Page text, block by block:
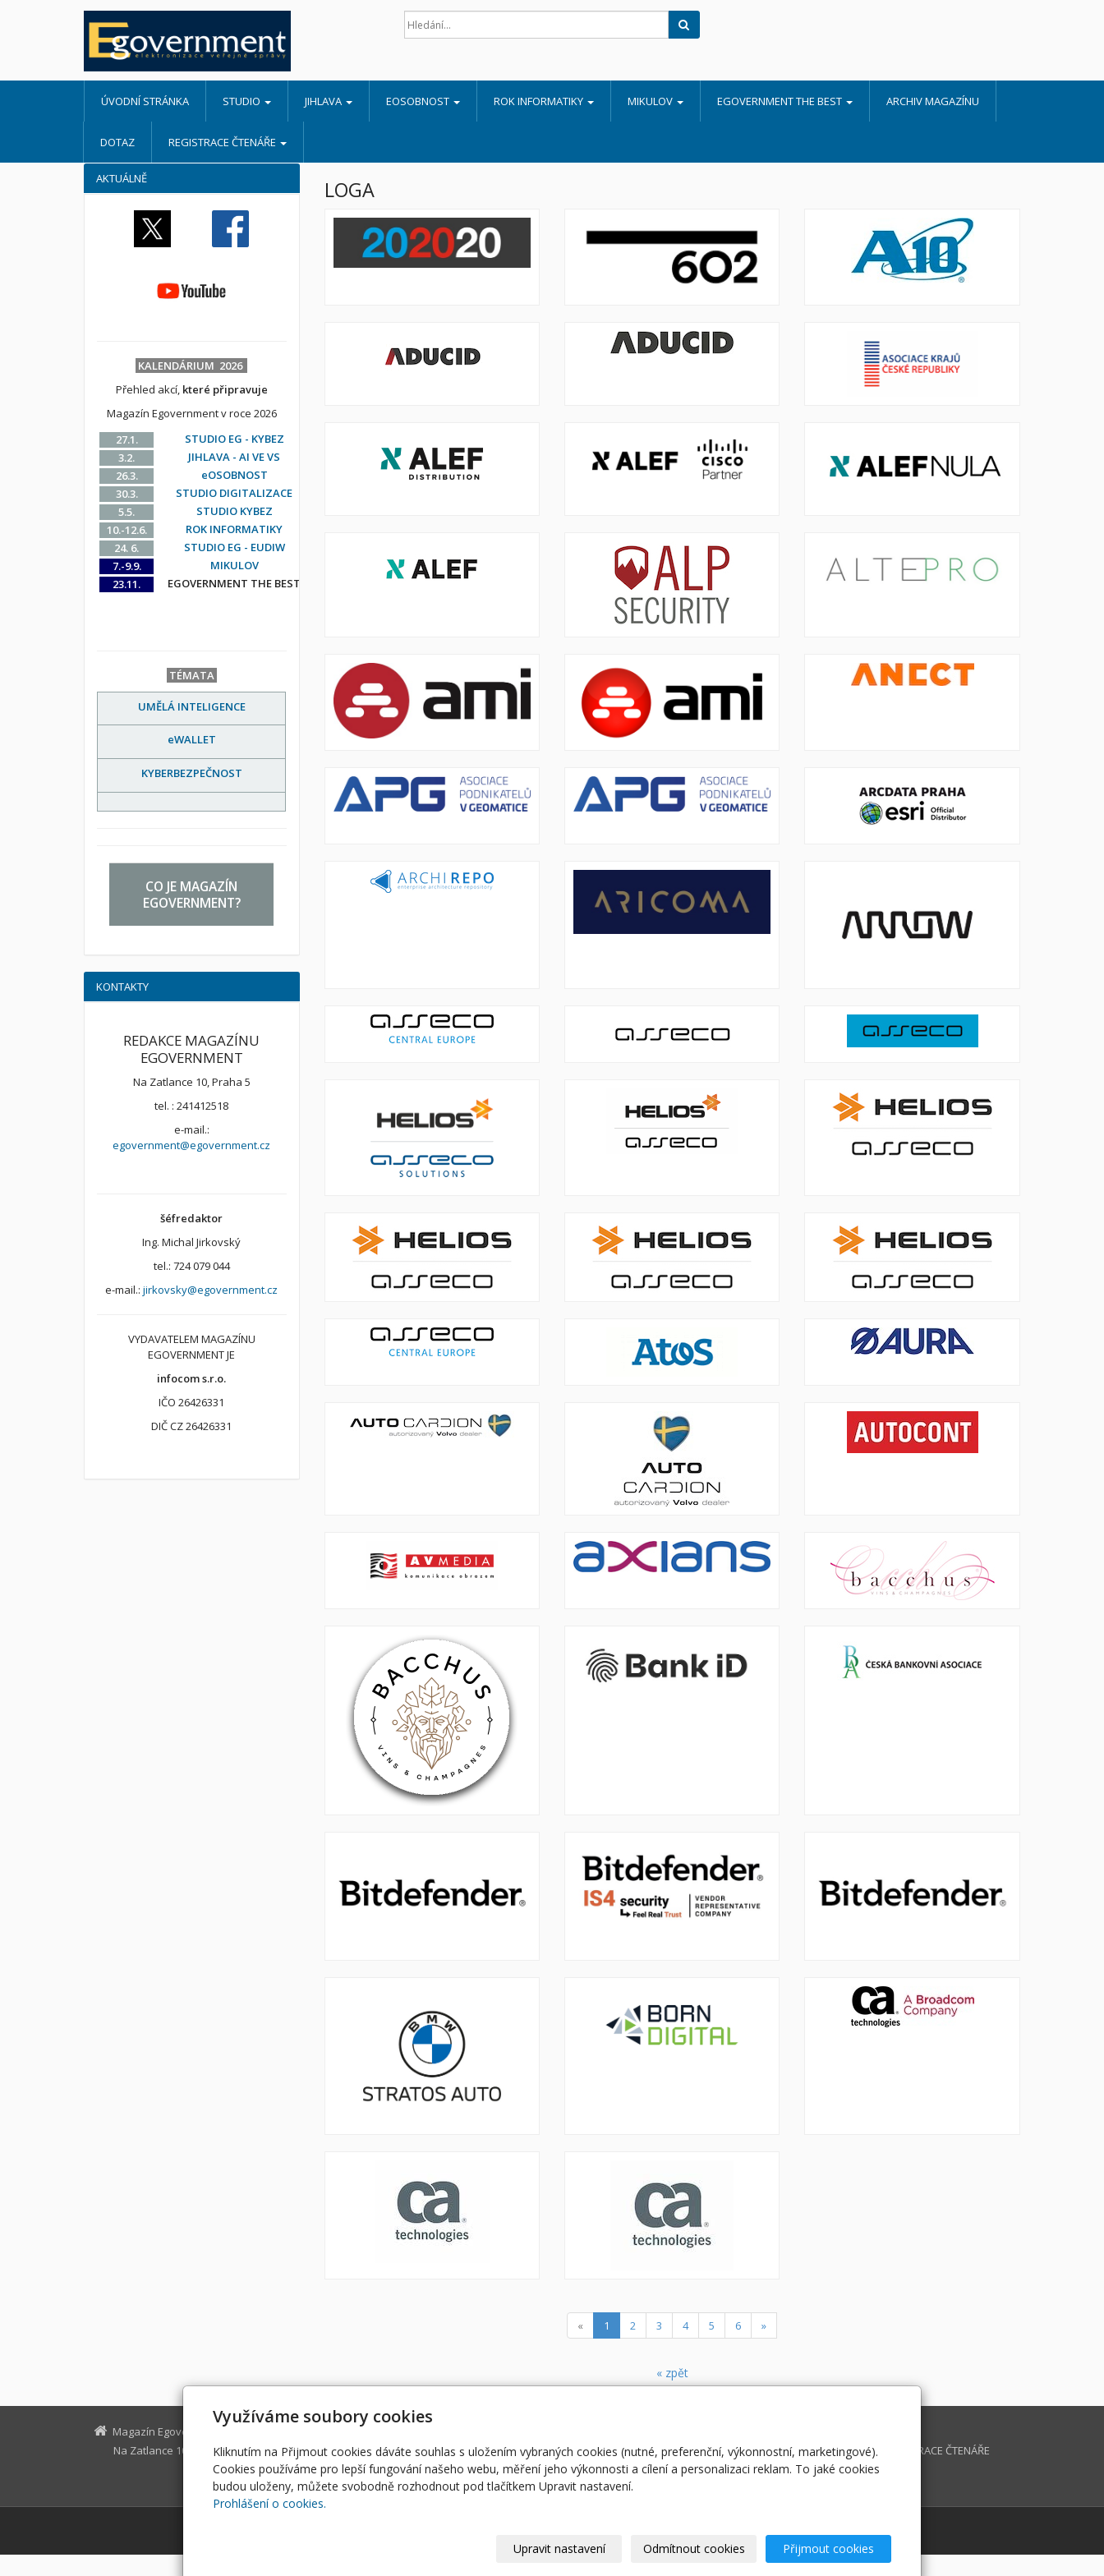
ÚVODNÍ STRÁNKA STUDIO JIHLAVA EOSOBNOST ROK INFORMATIKY MIKULOV EGOVERNMENT THE BEST ARCHIV MAGAZÍNU
DOTAZ REGISTRACE ČTENÁŘE
LOGA
« 1 (current)
2 3 4 5 6 »
« zpět
AKTUÁLNĚ
KALENDÁRIUM 2026
Přehled akcí, které připravuje
Magazín Egovernment v roce 2026
27.1.
STUDIO EG - KYBEZ
3.2.
JIHLAVA - AI VE VS
26.3.
eOSOBNOST
30.3.
STUDIO DIGITALIZACE
5.5.
STUDIO KYBEZ
10.-12.6.
ROK INFORMATIKY
24. 6.
STUDIO EG - EUDIW
7.-9.9.
MIKULOV
23.11.
EGOVERNMENT THE BEST
TÉMATA
UMĚLÁ INTELIGENCE
eWALLET
KYBERBEZPEČNOST
CO JE MAGAZÍN
EGOVERNMENT?
KONTAKTY
REDAKCE MAGAZÍNU
EGOVERNMENT
Na Zatlance 10, Praha 5
tel. : 241412518
e-mail.:
egovernment@egovernment.cz
šéfredaktor
Ing. Michal Jirkovský
tel.: 724 079 044
e-mail.:jirkovsky@egovernment.cz
VYDAVATELEM MAGAZÍNU
EGOVERNMENT JE
infocom s.r.o.
IČO 26426331
DIČ CZ 26426331
Magazín Egovernment
Na Zatlance 10, Praha 5
egovernment@egovernment.cz
STUDIO
JIHLAVA
eOSOBNOST
MIKULOV
EGOVERNMENT THE BEST
REGISTRACE ČTENÁŘE
Využíváme soubory cookies
Kliknutím na Přijmout cookies dáváte souhlas s uložením vybraných cookies (nutné, preferenční, výkonnostní, marketingové).
Cookies používáme pro lepší fungování našeho webu, měření jeho výkonnosti a cílení a personalizaci reklam. To jaké cookies
budou uloženy, můžete svobodně rozhodnout pod tlačítkem Upravit nastavení.
Prohlášení o cookies.
Upravit nastavení Odmítnout cookies Přijmout cookies